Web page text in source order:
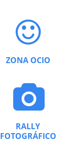
ZONA OCIO
RALLY
FOTOGRÁFICO